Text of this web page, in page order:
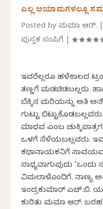
ಎಲ್ಲ ಆಯಾಮಗಳಲ್ಲೂ
Posted byಮಮತಾ ಆರ್.
ಪುಸ್ತಕ ಸಂಪಿಗೆ |
ಇವರೆಲ್ಲರೂ ಹಳೆಕಾಲದ
ತಣ್ಣಗೆ ಮಡಚಿಡಬಲ್ಲರು.
ಬೆಕ್ಕಿನ ಮರಿಯನ್ನು ಅತಿ
ಗುಟ್ಟು
ಮಾಧವ ಎಂಬ
ಒಳಗೆ ಸೆಳೆಯಬಲ್ಲವರು.
ಕಥಾನಾಯಕನಿಗೆ ಸಾವಯವ
ಸಾಧ್ಯವಾಗುವುದು ‘ಒಂದು
ವಿಮಲಾಳೊಂದಿಗೆ. ನಾಣ್ಯ
ಇಂದ್ರಕುಮಾರ್ ಎಚ್.ಬಿ.
ಕುರಿತು ಮಮತಾ ಆರ್. ಬರಹ